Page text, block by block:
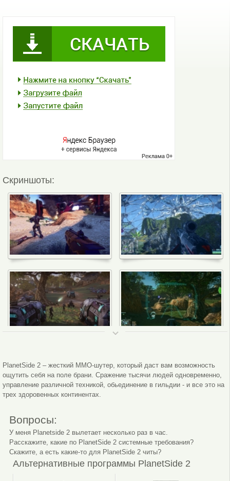
Скриншоты:
PlanetSide 2 – жесткий MMO-шутер, который даст вам возможность
ощутить себя на поле брани. Сражение тысячи людей одновременно,
управление различной техникой, обьединение в гильдии - и все это на
трех здоровенных континентах.
Вопросы:
У меня Planetside 2 вылетает несколько раз в час.
Расскажите, какие по PlanetSide 2 системные требования?
Скажите, а есть какие-то для PlanetSide 2 читы?
Альтернативные программы PlanetSide 2